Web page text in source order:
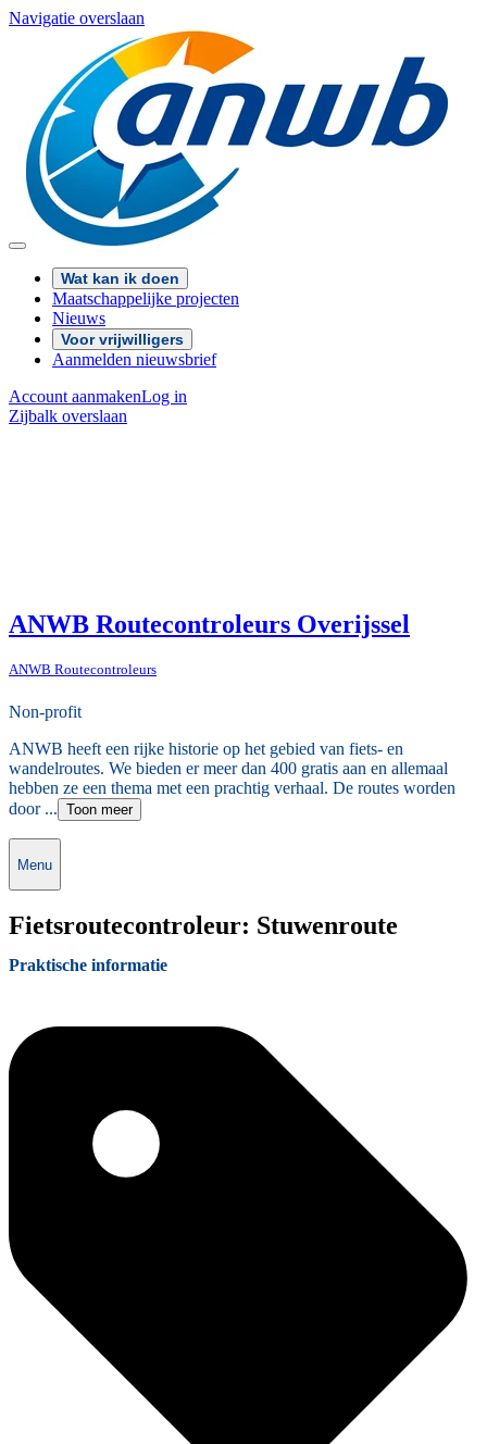
Navigatie overslaan
Wat kan ik doen
Maatschappelijke projecten
Nieuws
Voor vrijwilligers
Aanmelden nieuwsbrief
Account aanmakenLog in
Zijbalk overslaan
ANWB Routecontroleurs Overijssel
ANWB Routecontroleurs
Non-profit
ANWB heeft een rijke historie op het gebied van fiets- en
wandelroutes. We bieden er meer dan 400 gratis aan en allemaal
hebben ze een thema met een prachtig verhaal. De routes worden
door ... Toon meer
Menu
Fietsroutecontroleur: Stuwenroute
Praktische informatie